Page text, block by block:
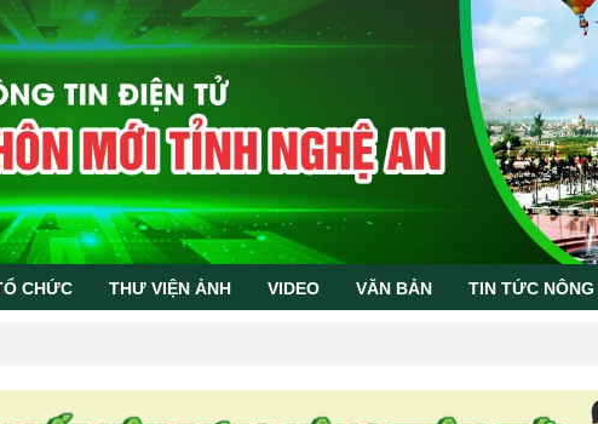
CHỨC THƯ VIỆN ẢNH VIDEO VĂN BẢN TIN TỨC